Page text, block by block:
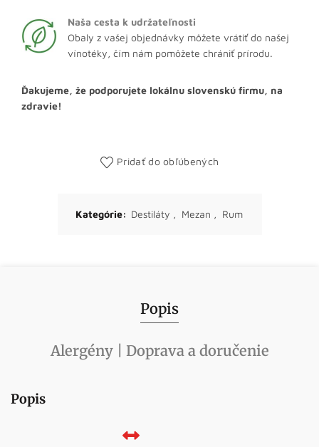
Naša cesta k udržateľnosti
Obaly z vašej objednávky môžete vrátiť do našej
vínotéky, čím nám pomôžete chrániť prírodu.
Ďakujeme, že podporujete lokálnu slovenskú firmu, na
zdravie!
Pridať do obľúbených
Kategórie: Destiláty , Mezan , Rum
Popis
Alergény | Doprava a doručenie
Popis